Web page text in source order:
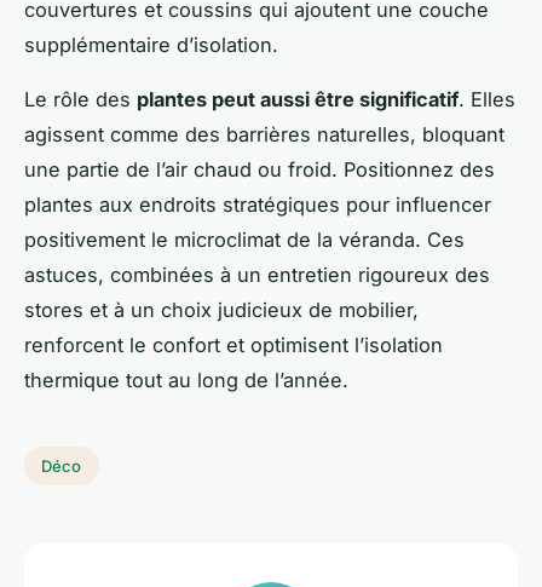
couvertures et coussins qui ajoutent une couche
supplémentaire d’isolation.
Le rôle des plantes peut aussi être significatif. Elles
agissent comme des barrières naturelles, bloquant
une partie de l’air chaud ou froid. Positionnez des
plantes aux endroits stratégiques pour influencer
positivement le microclimat de la véranda. Ces
astuces, combinées à un entretien rigoureux des
stores et à un choix judicieux de mobilier,
renforcent le confort et optimisent l’isolation
thermique tout au long de l’année.
Déco